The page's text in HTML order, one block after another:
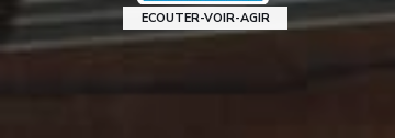
ECOUTER-VOIR-AGIR